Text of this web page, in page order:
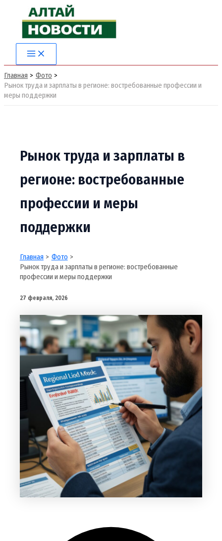
содержимому
Main
Menu
Главная
Фото
Рынок труда и зарплаты в регионе: востребованные профессии и
меры поддержки
Рынок труда и зарплаты в
регионе: востребованные
профессии и меры
поддержки
Главная
Фото
Рынок труда и зарплаты в регионе: востребованные
профессии и меры поддержки
27 февраля, 2026